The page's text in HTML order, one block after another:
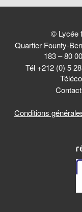
© Lycée
Quartier Founty-
183 – 80
Tél +212 (0) 5
Conditions